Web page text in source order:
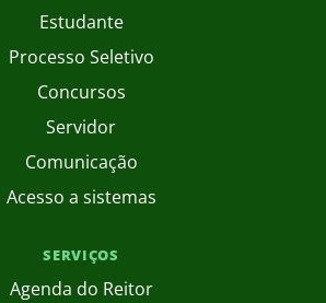
Estudante
Processo Seletivo
Concursos
Servidor
Comunicação
Acesso a sistemas
SERVIÇOS
Agenda do Reitor